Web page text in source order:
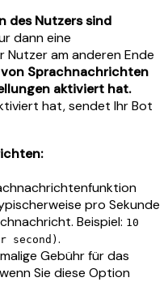
des Nutzers sind
dann eine
am anderen Ende
Sprachnachrichten
aktiviert hat.
hat, sendet Ihr Bot
pro Sekunde
Beispiel: 10
second).
Gebühr für das
Sie diese Option